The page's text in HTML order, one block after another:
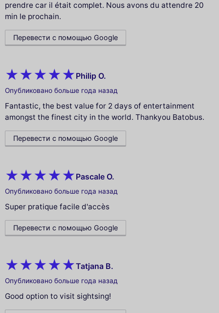
prendre car il était complet. Nous avons du attendre 20
min le prochain.
Перевести с помощью Google
Philip O.
Опубликовано больше года назад
Fantastic, the best value for 2 days of entertainment
amongst the finest city in the world. Thankyou Batobus.
Перевести с помощью Google
Pascale O.
Опубликовано больше года назад
Super pratique facile d'accès
Перевести с помощью Google
Tatjana B.
Опубликовано больше года назад
Good option to visit sightsing!